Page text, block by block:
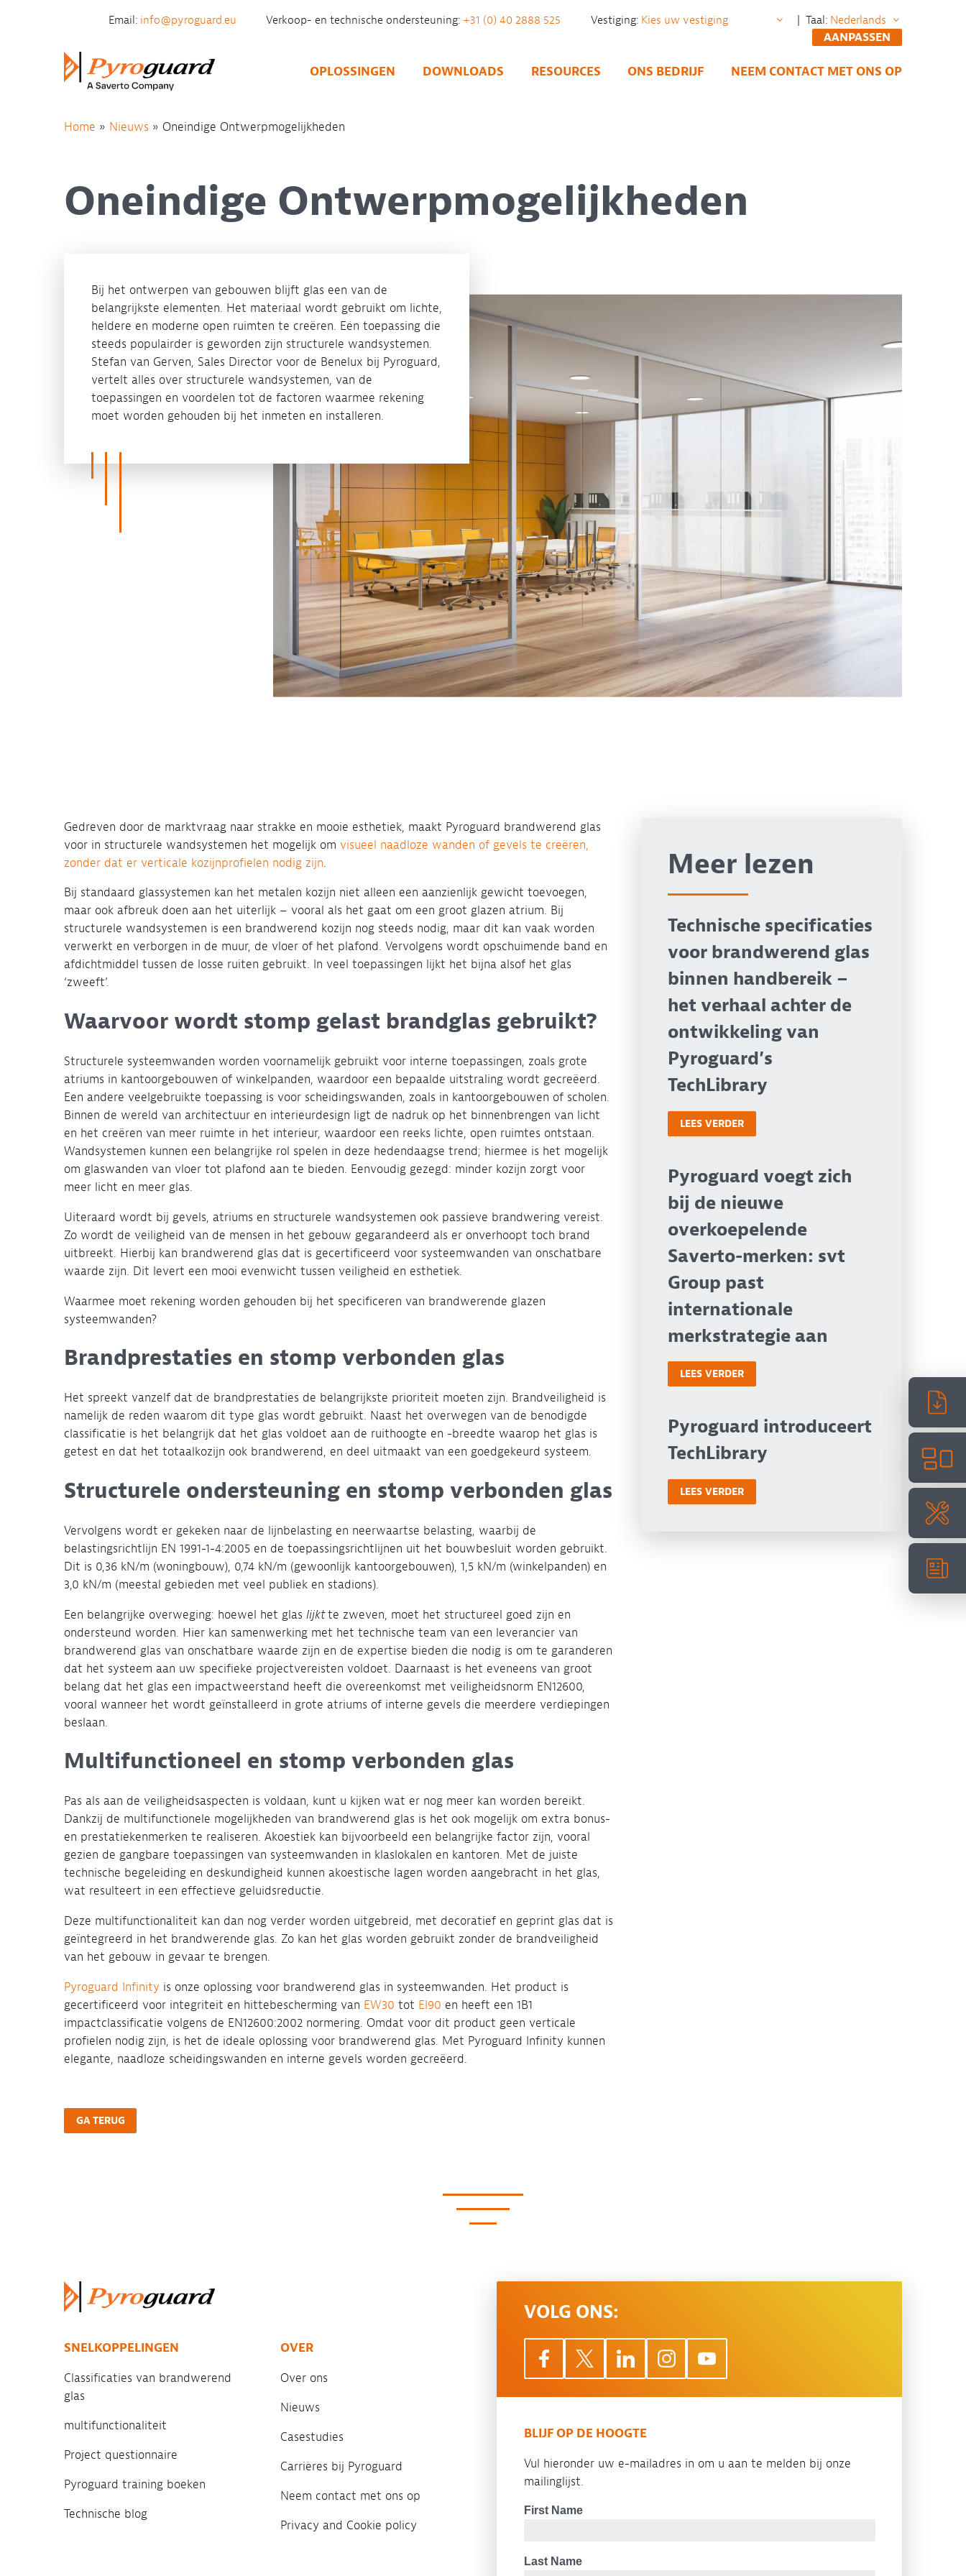
Email: info@pyroguard.eu Verkoop- en technische ondersteuning: +31 (0) 40 2888 525 Vestiging:
| Taal:
AANPASSEN
OPLOSSINGEN DOWNLOADS RESOURCES ONS BEDRIJF NEEM CONTACT MET ONS OP
Home » Nieuws » Oneindige Ontwerpmogelijkheden
Oneindige Ontwerpmogelijkheden
Bij het ontwerpen van gebouwen blijft glas een van de
belangrijkste elementen. Het materiaal wordt gebruikt om lichte,
heldere en moderne open ruimten te creëren. Eén toepassing die
steeds populairder is geworden zijn structurele wandsystemen.
Stefan van Gerven, Sales Director voor de Benelux bij Pyroguard,
vertelt alles over structurele wandsystemen, van de
toepassingen en voordelen tot de factoren waarmee rekening
moet worden gehouden bij het inmeten en installeren.
Gedreven door de marktvraag naar strakke en mooie esthetiek, maakt Pyroguard brandwerend glas
voor in structurele wandsystemen het mogelijk om visueel naadloze wanden of gevels te creëren,
zonder dat er verticale kozijnprofielen nodig zijn.
Bij standaard glassystemen kan het metalen kozijn niet alleen een aanzienlijk gewicht toevoegen,
maar ook afbreuk doen aan het uiterlijk – vooral als het gaat om een groot glazen atrium. Bij
structurele wandsystemen is een brandwerend kozijn nog steeds nodig, maar dit kan vaak worden
verwerkt en verborgen in de muur, de vloer of het plafond. Vervolgens wordt opschuimende band en
afdichtmiddel tussen de losse ruiten gebruikt. In veel toepassingen lijkt het bijna alsof het glas
‘zweeft’.
Waarvoor wordt stomp gelast brandglas gebruikt?
Structurele systeemwanden worden voornamelijk gebruikt voor interne toepassingen, zoals grote
atriums in kantoorgebouwen of winkelpanden, waardoor een bepaalde uitstraling wordt gecreëerd.
Een andere veelgebruikte toepassing is voor scheidingswanden, zoals in kantoorgebouwen of scholen.
Binnen de wereld van architectuur en interieurdesign ligt de nadruk op het binnenbrengen van licht
en het creëren van meer ruimte in het interieur, waardoor een reeks lichte, open ruimtes ontstaan.
Wandsystemen kunnen een belangrijke rol spelen in deze hedendaagse trend; hiermee is het mogelijk
om glaswanden van vloer tot plafond aan te bieden. Eenvoudig gezegd: minder kozijn zorgt voor
meer licht en meer glas.
Uiteraard wordt bij gevels, atriums en structurele wandsystemen ook passieve brandwering vereist.
Zo wordt de veiligheid van de mensen in het gebouw gegarandeerd als er onverhoopt toch brand
uitbreekt. Hierbij kan brandwerend glas dat is gecertificeerd voor systeemwanden van onschatbare
waarde zijn. Dit levert een mooi evenwicht tussen veiligheid en esthetiek.
Waarmee moet rekening worden gehouden bij het specificeren van brandwerende glazen
systeemwanden?
Brandprestaties en stomp verbonden glas
Het spreekt vanzelf dat de brandprestaties de belangrijkste prioriteit moeten zijn. Brandveiligheid is
namelijk de reden waarom dit type glas wordt gebruikt. Naast het overwegen van de benodigde
classificatie is het belangrijk dat het glas voldoet aan de ruithoogte en -breedte waarop het glas is
getest en dat het totaalkozijn ook brandwerend, en deel uitmaakt van een goedgekeurd systeem.
Structurele ondersteuning en stomp verbonden glas
Vervolgens wordt er gekeken naar de lijnbelasting en neerwaartse belasting, waarbij de
belastingsrichtlijn EN 1991-1-4:2005 en de toepassingsrichtlijnen uit het bouwbesluit worden gebruikt.
Dit is 0,36 kN/m (woningbouw), 0,74 kN/m (gewoonlijk kantoorgebouwen), 1,5 kN/m (winkelpanden) en
3,0 kN/m (meestal gebieden met veel publiek en stadions).
Een belangrijke overweging: hoewel het glas lijktte zweven, moet het structureel goed zijn en
ondersteund worden. Hier kan samenwerking met het technische team van een leverancier van
brandwerend glas van onschatbare waarde zijn en de expertise bieden die nodig is om te garanderen
dat het systeem aan uw specifieke projectvereisten voldoet. Daarnaast is het eveneens van groot
belang dat het glas een impactweerstand heeft die overeenkomst met veiligheidsnorm EN12600,
vooral wanneer het wordt geïnstalleerd in grote atriums of interne gevels die meerdere verdiepingen
beslaan.
Multifunctioneel en stomp verbonden glas
Pas als aan de veiligheidsaspecten is voldaan, kunt u kijken wat er nog meer kan worden bereikt.
Dankzij de multifunctionele mogelijkheden van brandwerend glas is het ook mogelijk om extra bonus-
en prestatiekenmerken te realiseren. Akoestiek kan bijvoorbeeld een belangrijke factor zijn, vooral
gezien de gangbare toepassingen van systeemwanden in klaslokalen en kantoren. Met de juiste
technische begeleiding en deskundigheid kunnen akoestische lagen worden aangebracht in het glas,
wat resulteert in een effectieve geluidsreductie.
Deze multifunctionaliteit kan dan nog verder worden uitgebreid, met decoratief en geprint glas dat is
geïntegreerd in het brandwerende glas. Zo kan het glas worden gebruikt zonder de brandveiligheid
van het gebouw in gevaar te brengen.
Pyroguard Infinity is onze oplossing voor brandwerend glas in systeemwanden. Het product is
gecertificeerd voor integriteit en hittebescherming van EW30 tot EI90 en heeft een 1B1
impactclassificatie volgens de EN12600:2002 normering. Omdat voor dit product geen verticale
profielen nodig zijn, is het de ideale oplossing voor brandwerend glas. Met Pyroguard Infinity kunnen
elegante, naadloze scheidingswanden en interne gevels worden gecreëerd.
GA TERUG
Meer lezen
Technische specificaties
voor brandwerend glas
binnen handbereik –
het verhaal achter de
ontwikkeling van
Pyroguard’s
TechLibrary
LEES VERDER
Pyroguard voegt zich
bij de nieuwe
overkoepelende
Saverto-merken: svt
Group past
internationale
merkstrategie aan
LEES VERDER
Pyroguard introduceert
TechLibrary
LEES VERDER
SNELKOPPELINGEN
Classificaties van brandwerend
glas
multifunctionaliteit
Project questionnaire
Pyroguard training boeken
Technische blog
OVER
Over ons
Nieuws
Casestudies
Carrières bij Pyroguard
Neem contact met ons op
Privacy and Cookie policy
VOLG ONS:
BLIJF OP DE HOOGTE
Vul hieronder uw e-mailadres in om u aan te melden bij onze
mailinglijst.